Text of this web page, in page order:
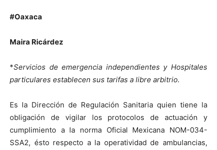
#Oaxaca
Maira Ricárdez
*Servicios de emergencia independientes y Hospitales
particulares establecen sus tarifas a libre arbitrio.
Es la Dirección de Regulación Sanitaria quien tiene la
obligación de vigilar los protocolos de actuación y
cumplimiento a la norma Oficial Mexicana NOM-034-
SSA2, ésto respecto a la operatividad de ambulancias,